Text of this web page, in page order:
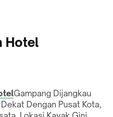
Hotel
Gampang Dijangkau
Dengan Pusat Kota,